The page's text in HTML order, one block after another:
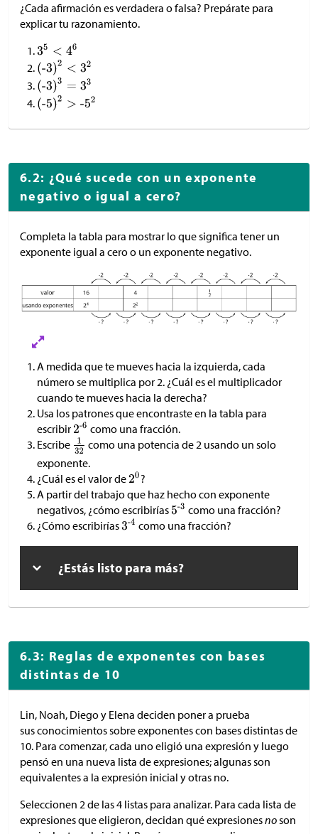
¿Cada afirmación es verdadera o falsa? Prepárate para
explicar tu razonamiento.
6.2: ¿Qué sucede con un exponente
negativo o igual a cero?
Completa la tabla para mostrar lo que significa tener un
exponente igual a cero o un exponente negativo.
A medida que te mueves hacia la izquierda, cada
número se multiplica por 2. ¿Cuál es el multiplicador
cuando te mueves hacia la derecha?
Usa los patrones que encontraste en la tabla para
escribir
como una fracción.
Escribe
como una potencia de 2 usando un solo
exponente.
¿Cuál es el valor de
?
A partir del trabajo que haz hecho con exponente
negativos, ¿cómo escribirías
como una fracción?
¿Cómo escribirías
como una fracción?
¿Estás listo para más?
6.3: Reglas de exponentes con bases
distintas de 10
Lin, Noah, Diego y Elena deciden poner a prueba
sus conocimientos sobre exponentes con bases distintas de
10. Para comenzar, cada uno eligió una expresión y luego
pensó en una nueva lista de expresiones; algunas son
equivalentes a la expresión inicial y otras no.
Seleccionen 2 de las 4 listas para analizar. Para cada lista de
expresiones que eligieron, decidan qué expresionesnoson